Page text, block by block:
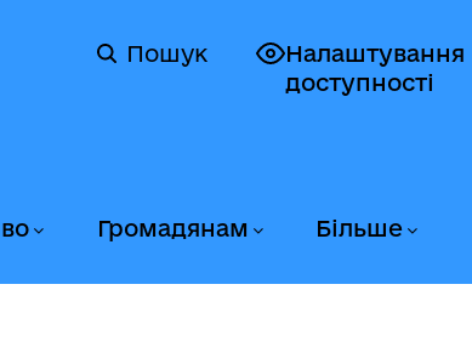
Налаштування
доступності
Пошук
Громадянам Більше